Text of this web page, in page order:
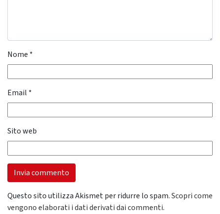
Nome *
Email *
Sito web
Questo sito utilizza Akismet per ridurre lo spam.Scopri come
vengono elaborati i dati derivati dai commenti.